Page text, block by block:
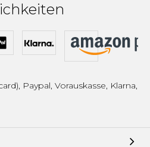
Paypal, Vorauskasse, Klarna,